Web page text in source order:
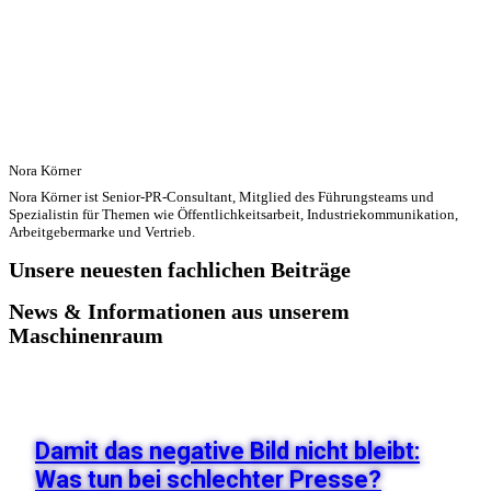
Nora Körner
Nora Körner ist Senior-PR-Consultant, Mitglied des Führungsteams und
Spezialistin für Themen wie Öffentlichkeitsarbeit, Industriekommunikation,
Arbeitgebermarke und Vertrieb.
Unsere neuesten fachlichen Beiträge
News & Informationen aus unserem
Maschinenraum
Damit das negative Bild nicht bleibt:
Was tun bei schlechter Presse?